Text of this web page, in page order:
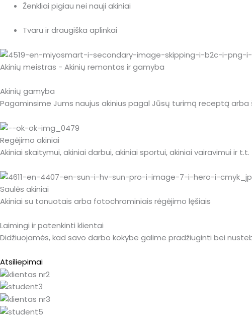
Ženkliai pigiau nei nauji akiniai
Tvaru ir draugiška aplinkai
Akinių meistras - Akinių remontas ir gamyba
Akinių gamyba
Pagaminsime Jums naujus akinius pagal Jūsų turimą receptą arba
Regėjimo akiniai
Akiniai skaitymui, akiniai darbui, akiniai sportui, akiniai vairavimui ir t.t.
Saulės akiniai
Akiniai su tonuotais arba fotochrominiais rėgėjimo lęšiais
Laimingi ir patenkinti klientai
Didžiuojamės, kad savo darbo kokybe galime pradžiuginti bei
Atsiliepimai